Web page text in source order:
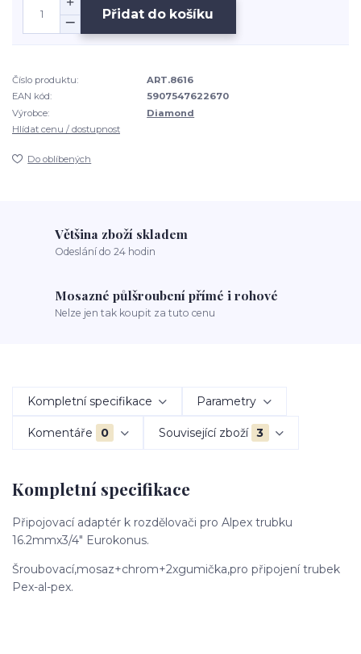
Přidat do košíku
Číslo produktu:
ART.8616
EAN kód:
5907547622670
Výrobce:
Diamond
Hlídat cenu / dostupnost
Do oblíbených
Většina zboží skladem
Odeslání do 24 hodin
Mosazné půlšroubení přímé i rohové
Nelze jen tak koupit za tuto cenu
Kompletní specifikace Parametry
Komentáře 0 Související zboží 3
Kompletní specifikace
Připojovací adaptér k rozdělovači pro Alpex trubku
16.2mmx3/4" Eurokonus.
Šroubovací,mosaz+chrom+2xgumička,pro připojení trubek
Pex-al-pex.